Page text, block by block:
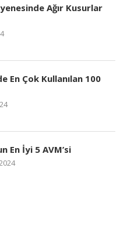
Ağır Kusurlar
En Çok Kullanılan 100
En İyi 5 AVM’si